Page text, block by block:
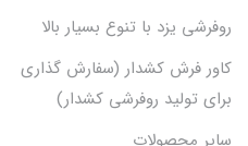
روفرشی یزد با تنوع بسیار بالا
کاور فرش کشدار (سفارش گذاری
برای تولید روفرشی کشدار)
سایر محصولات